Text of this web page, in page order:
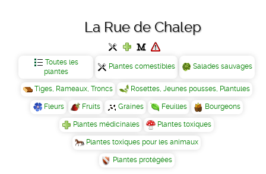
La Rue de Chalep
Toutes les
plantes
Plantes comestibles Salades sauvages
Tiges, Rameaux, Troncs Rosettes, Jeunes pousses, Plantules
Fleurs Fruits Graines Feuilles Bourgeons
Plantes médicinales Plantes toxiques
Plantes toxiques pour les animaux
Plantes protégées